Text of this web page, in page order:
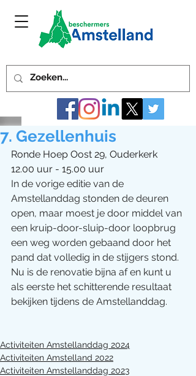
7. Gezellenhuis
Ronde Hoep Oost 29, Ouderkerk
12.00 uur - 15.00 uur
In de vorige editie van de
Amstellanddag stonden de deuren
open, maar moest je door middel van
een kruip-door-sluip-door loopbrug
een weg worden gebaand door het
pand dat volledig in de stijgers stond.
Nu is de renovatie bijna af en kunt u
als eerste het schitterende resultaat
bekijken tijdens de Amstellanddag.
Activiteiten Amstellanddag 2024
Activiteiten Amstelland 2022
Activiteiten Amstellanddag 2023